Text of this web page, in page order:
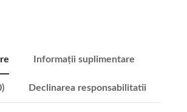
Informații suplimentare
Declinarea responsabilitatii